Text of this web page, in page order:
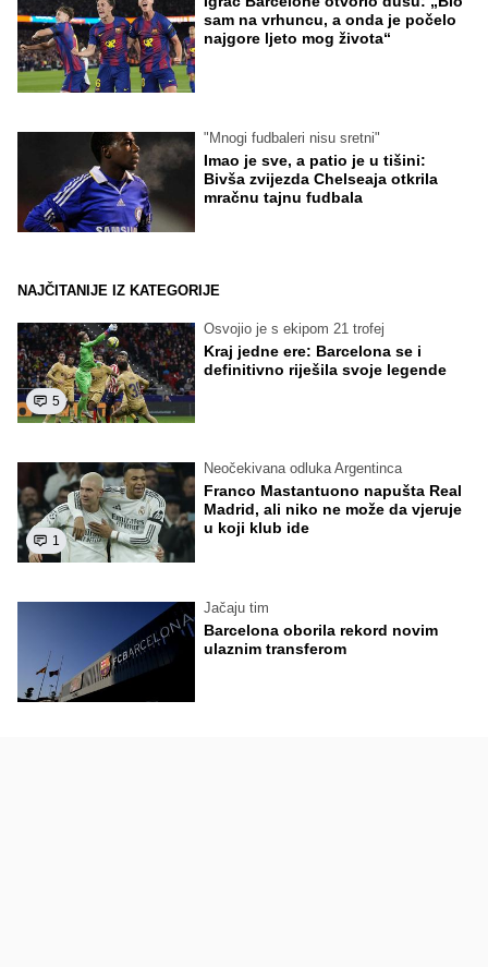
sam na vrhuncu, a onda je počelo
najgore ljeto mog života“
"Mnogi fudbaleri nisu sretni"
Imao je sve, a patio je u tišini:
Bivša zvijezda Chelseaja otkrila
mračnu tajnu fudbala
NAJČITANIJE IZ KATEGORIJE
5
Osvojio je s ekipom 21 trofej
Kraj jedne ere: Barcelona se i
definitivno riješila svoje legende
1
Neočekivana odluka Argentinca
Franco Mastantuono napušta Real
Madrid, ali niko ne može da vjeruje
u koji klub ide
Jačaju tim
Barcelona oborila rekord novim
ulaznim transferom